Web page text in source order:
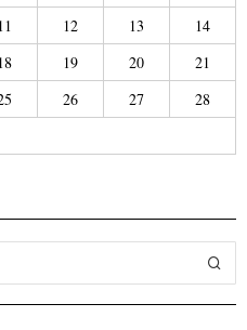
12 13
14
19 20
21
26 27
28